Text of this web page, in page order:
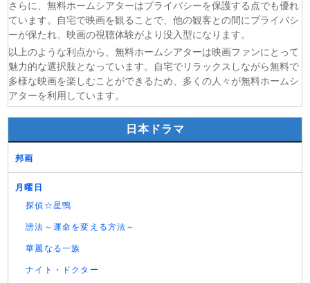
さらに、無料ホームシアターはプライバシーを保護する点でも優れ
ています。自宅で映画を観ることで、他の観客との間にプライバシ
ーが保たれ、映画の視聴体験がより没入型になります。
以上のような利点から、無料ホームシアターは映画ファンにとって
魅力的な選択肢となっています。自宅でリラックスしながら無料で
多様な映画を楽しむことができるため、多くの人々が無料ホームシ
アターを利用しています。
日本ドラマ
邦画
月曜日
探偵☆星鴨
謗法～運命を変える方法～
華麗なる一族
ナイト・ドクター